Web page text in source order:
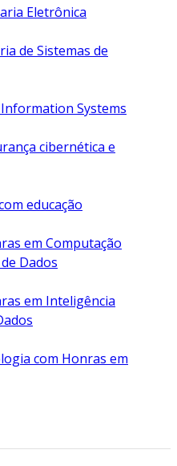
Eletrônica
de Sistemas de
Systems
cibernética e
educação
em Computação
Dados
em Inteligência
com Honras em